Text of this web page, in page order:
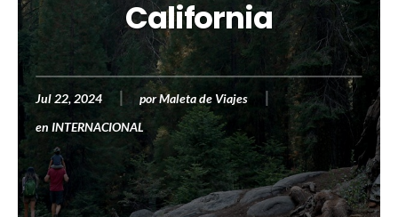
California
Jul 22, 2024 porMaleta de Viajes
en INTERNACIONAL